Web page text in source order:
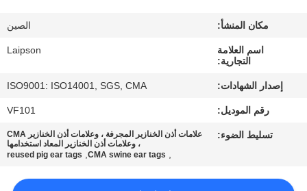
مراقبة
الجودة
مكان المنشأ: الصين
اسم العلامة
التجارية:
Laipson
إصدار الشهادات: ISO9001: ISO14001, SGS, CMA
رقم الموديل: VF101
تسليط الضوء:
علامات أذن الخنازير المجرفة ، وعلامات أذن الخنازير CMA
، وعلامات أذن الخنازير المعاد استخدامها
,
CMA swine ear tags
,
reused pig ear tags